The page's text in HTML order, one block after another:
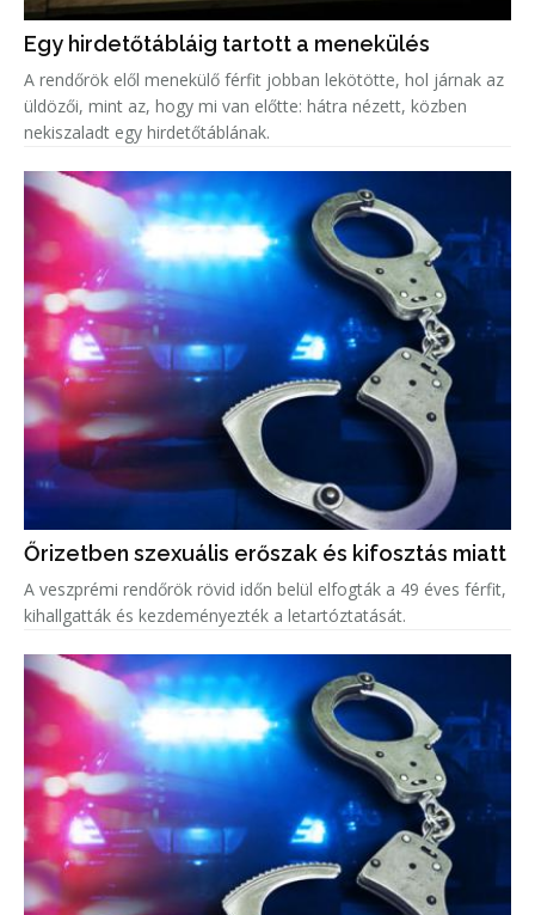
Egy hirdetőtábláig tartott a menekülés
A rendőrök elől menekülő férfit jobban lekötötte, hol járnak az
üldözői, mint az, hogy mi van előtte: hátra nézett, közben
nekiszaladt egy hirdetőtáblának.
Őrizetben szexuális erőszak és kifosztás miatt
A veszprémi rendőrök rövid időn belül elfogták a 49 éves férfit,
kihallgatták és kezdeményezték a letartóztatását.